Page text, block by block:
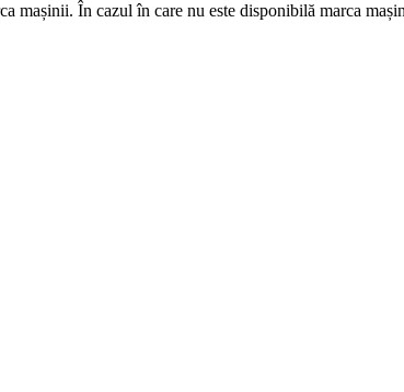
În cazul în care nu este disponibilă marca